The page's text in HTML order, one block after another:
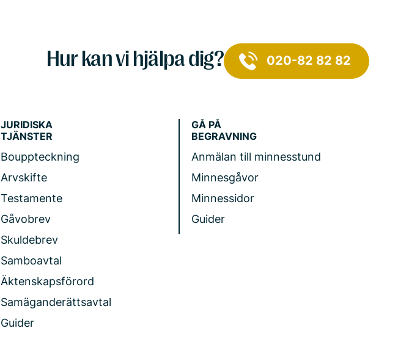
Hur kan vi hjälpa dig? 020-82 82 82
JURIDISKA
TJÄNSTER
Bouppteckning
Arvskifte
Testamente
Gåvobrev
Skuldebrev
Samboavtal
Äktenskapsförord
Samäganderättsavtal
Guider
GÅ PÅ
BEGRAVNING
Anmälan till minnesstund
Minnesgåvor
Minnessidor
Guider